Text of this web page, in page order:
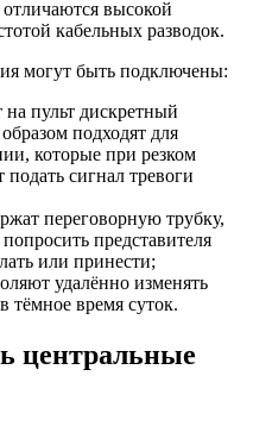
высокой
кабельных разводок.
могут быть подключены:
пульт дискретный
подходят для
которые при резком
сигнал тревоги
переговорную трубку,
представителя
или принести;
удалённо изменять
тёмное время суток.
центральные